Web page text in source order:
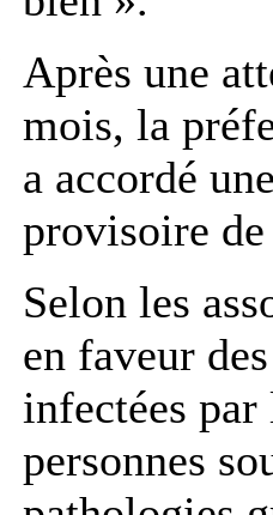
Après une
mois, la
a accordé
provisoire
Selon les
en faveur
infectées
personnes